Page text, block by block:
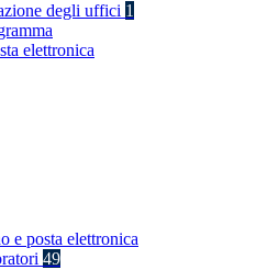
degli uffici 1
elettronica
e posta elettronica
49